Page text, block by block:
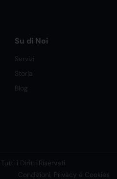
Su di Noi
Servizi
Storia
Blog
i Diritti Riservati.
Condizioni, Privacy e Cookies